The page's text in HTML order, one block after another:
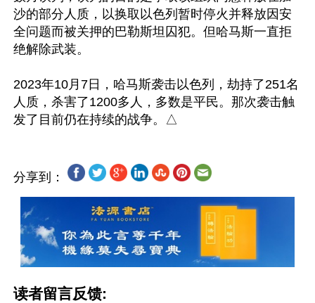
沙的部分人质，以换取以色列暂时停火并释放因安
全问题而被关押的巴勒斯坦囚犯。但哈马斯一直拒
绝解除武装。
2023年10月7日，哈马斯袭击以色列，劫持了251名
人质，杀害了1200多人，多数是平民。那次袭击触
分享到：
读者留言反馈: